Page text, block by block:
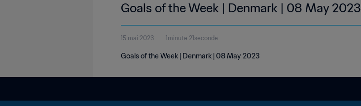
Goals of the Week | Denmark | 08 May 2023
15 mai 2023 1minute 21seconde
Goals of the Week | Denmark | 08 May 2023